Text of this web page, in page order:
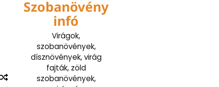
Szobanövény
infó
Virágok,
szobanövények,
dísznövények, virág
fajták, zöld
szobanövények,